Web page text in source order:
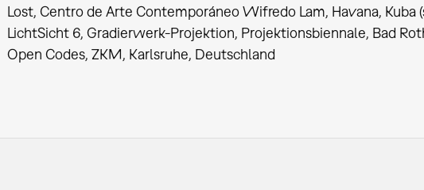
Lost, Centro de Arte Contemporáneo Wifredo Lam, Havana, Kuba
LichtSicht 6, Gradierwerk-Projektion, Projektionsbiennale, Bad
Open Codes, ZKM, Karlsruhe, Deutschland